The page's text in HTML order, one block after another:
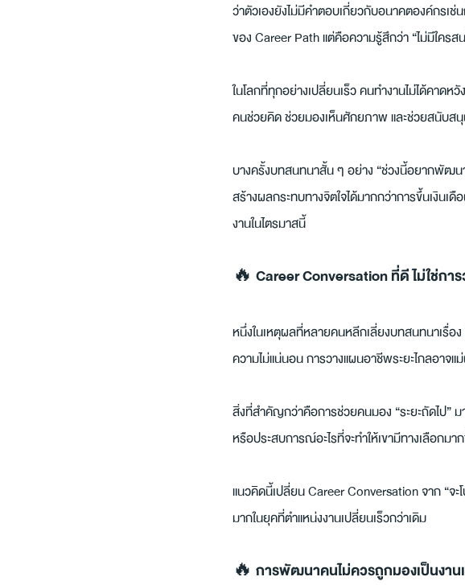
ว่าตัวเองยังไม่มีคำตอบเกี่ยวกับอนาคตองค์กรเ
ของ Career Path แต่คือความรู้สึกว่า “ไม่มีใครส
ในโลกที่ทุกอย่างเปลี่ยนเร็ว คนทำงานไม่ได้คาด
คนช่วยคิด ช่วยมองเห็นศักยภาพ และช่วยสนับสนุ
บางครั้งบทสนทนาสั้น ๆ อย่าง “ช่วงนี้อยากพัฒน
สร้างผลกระทบทางจิตใจได้มากกว่าการขึ้นเงินเ
งานในไตรมาสนี้
🔥 Career Conversation ที่ดี ไม่ใช่กา
หนึ่งในเหตุผลที่หลายคนหลีกเลี่ยงบทสนทนาเรื่อ
ความไม่แน่นอน การวางแผนอาชีพระยะไกลอาจแ
สิ่งที่สำคัญกว่าคือการช่วยคนมอง “ระยะถัดไป”
หรือประสบการณ์อะไรที่จะทำให้เขามีทางเลือกมา
แนวคิดนี้เปลี่ยน Career Conversation จาก “จะโ
มากในยุคที่ตำแหน่งงานเปลี่ยนเร็วกว่าเดิม
🔥 การพัฒนาคนไม่ควรถูกมองเป็นงาน